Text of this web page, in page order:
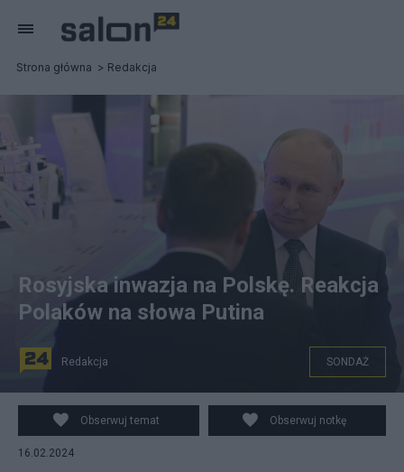
Strona główna Redakcja
Władimir Putin. Fot. EPA/ALEXANDER
KAZAKOV/SPUTNIK/KREMLIN POOL PICTURE MADE
AVAILABLE TODAY
Rosyjska inwazja na Polskę. Reakcja
Polaków na słowa Putina
Redakcja SONDAŻ
Obserwuj temat Obserwuj notkę
16.02.2024